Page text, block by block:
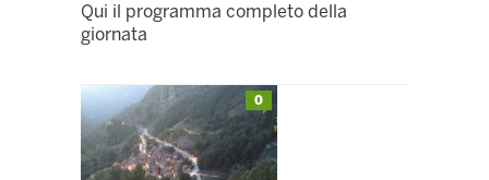
Qui il programma completo della
giornata
0